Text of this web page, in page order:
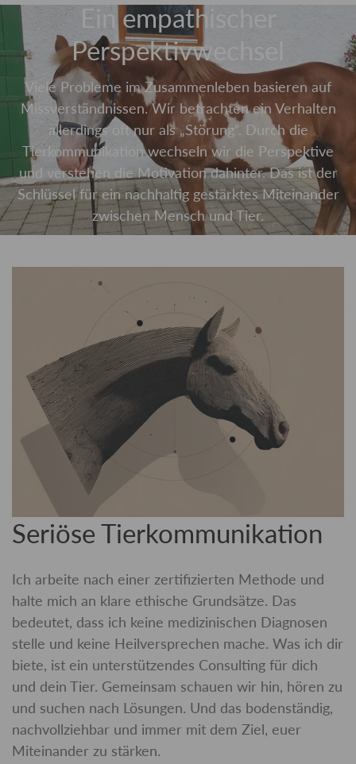
Ein empathischer
Perspektivwechsel
Viele Probleme im Zusammenleben basieren auf
Missverständnissen. Wir betrachten ein Verhalten
allerdings oft nur als „Störung“. Durch die
Tierkommunikation wechseln wir die Perspektive
und verstehen die Motivation dahinter. Das ist der
Schlüssel für ein nachhaltig gestärktes Miteinander
zwischen Mensch und Tier.
Seriöse Tierkommunikation
Ich arbeite nach einer zertifizierten Methode und
halte mich an klare ethische Grundsätze. Das
bedeutet, dass ich keine medizinischen Diagnosen
stelle und keine Heilversprechen mache. Was ich dir
biete, ist ein unterstützendes Consulting für dich
und dein Tier. Gemeinsam schauen wir hin, hören zu
und suchen nach Lösungen. Und das bodenständig,
nachvollziehbar und immer mit dem Ziel, euer
Miteinander zu stärken.